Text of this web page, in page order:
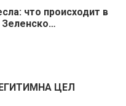
что происходит в
ЦЕЛ